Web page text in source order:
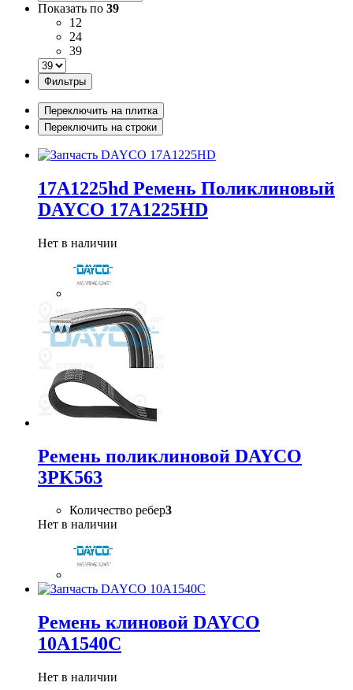
Показать по 39
12
24
39
Фильтры
Переключить на плитка
Переключить на строки
17A1225hd Ремень Поликлиновый
DAYCO 17A1225HD
Нет в наличии
Ремень поликлиновой DAYCO
3PK563
Количество ребер3
Нет в наличии
Ремень клиновой DAYCO
10A1540C
Нет в наличии